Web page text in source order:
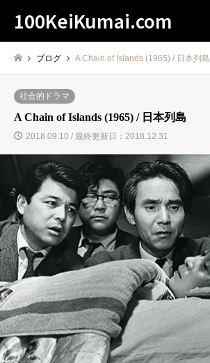
100KeiKumai.com
ブログ A Chain of Islands (1965) / 日本列島
社会的ドラマ
A Chain of Islands (1965) / 日本列島
2018.09.10 / 最終更新日：2018.12.31